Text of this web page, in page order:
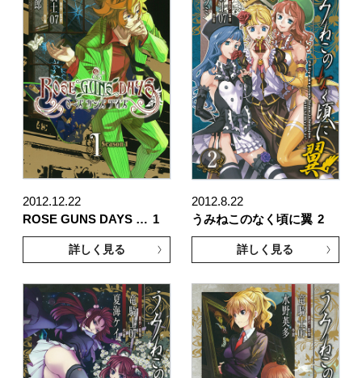
2012.12.22
ROSE GUNS DAYS … 1
詳しく見る
2012.8.22
うみねこのなく頃に翼 2
詳しく見る